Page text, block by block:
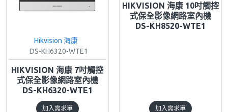
Hikvision 海康
DS-KH6320-WTE1
HIKVISION 海康 7吋觸控
式保全影像網路室內機
DS-KH6320-WTE1
加入需求單
HIKVISION 海康 10吋觸控
式保全影像網路室內機
DS-KH8520-WTE1
加入需求單